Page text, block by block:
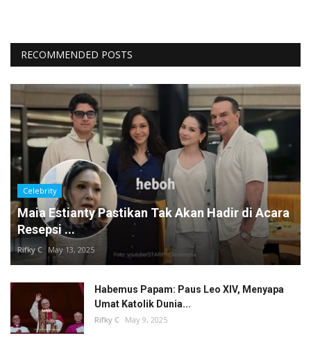
RECOMMENDED POSTS
Celebrity
Maia Estianty Pastikan Tak Akan Hadir di Acara
Resepsi ...
Rifky C May 13, 2025
Habemus Papam: Paus Leo XIV, Menyapa
Umat Katolik Dunia...
Rifky C May 9, 2025